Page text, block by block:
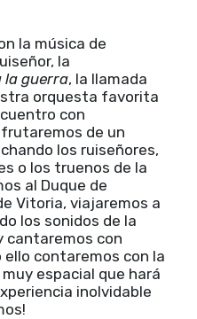
la música de
la
la guerra, la llamada
orquesta favorita
con
de un
los ruiseñores,
o los truenos de la
al Duque de
Vitoria, viajaremos a
los sonidos de la
cantaremos con
ello contaremos con la
espacial que hará
inolvidable